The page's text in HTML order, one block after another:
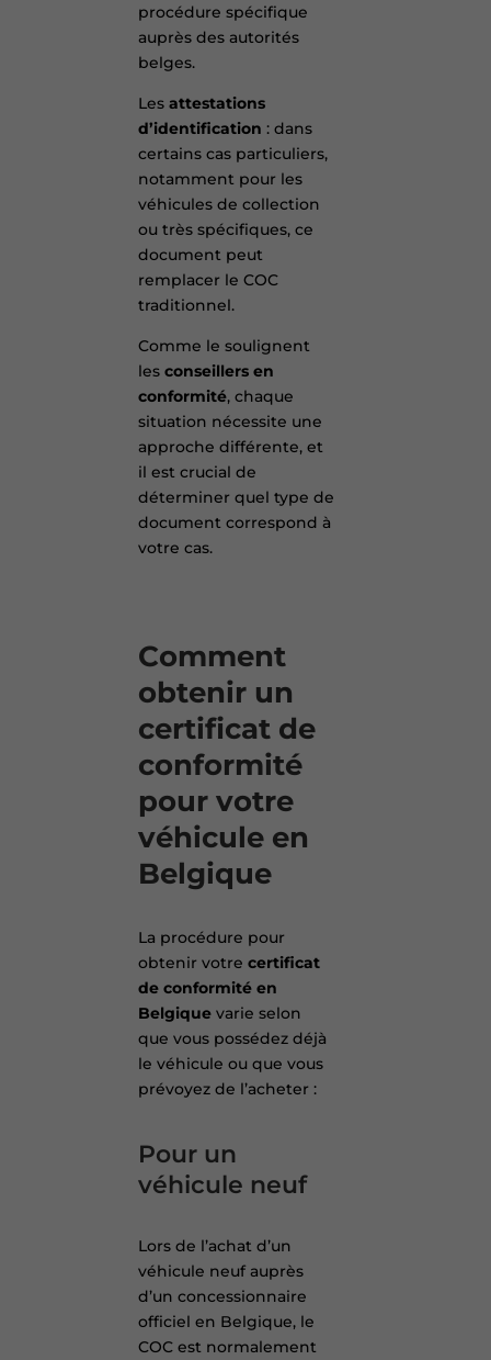
procédure spécifique
auprès des autorités
belges.
Lesattestations
d’identification : dans
certains cas particuliers,
notamment pour les
véhicules de collection
ou très spécifiques, ce
document peut
remplacer le COC
traditionnel.
Comme le soulignent
lesconseillers en
conformité, chaque
situation nécessite une
approche différente, et
il est crucial de
déterminer quel type de
document correspond à
votre cas.
Comment
obtenir un
certificat de
conformité
pour votre
véhicule en
Belgique
La procédure pour
obtenir votrecertificat
de conformité en
Belgique varie selon
que vous possédez déjà
le véhicule ou que vous
prévoyez de l’acheter :
Pour un
véhicule neuf
Lors de l’achat d’un
véhicule neuf auprès
d’un concessionnaire
officiel en Belgique, le
COC est normalement